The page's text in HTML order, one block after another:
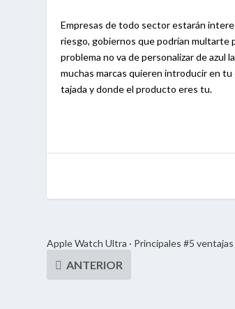
Empresas de todo sector estarán
riesgo, gobiernos que podrían multarte
problema no va de personalizar de azul
muchas marcas quieren introducir en
tajada y donde el producto eres tu.
Apple Watch Ultra · Principales #5